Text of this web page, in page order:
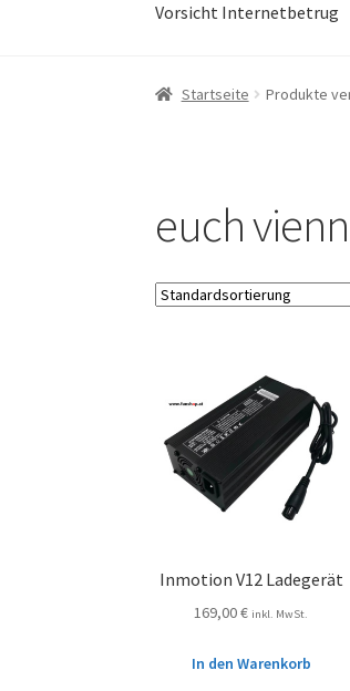
Vorsicht Internetbetrug
Startseite Produkte
euch
Inmotion V12 Ladegerät
169,00€ inkl. MwSt.
In den Warenkorb